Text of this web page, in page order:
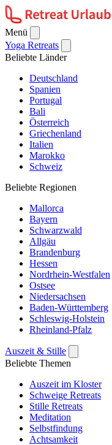
Menü
Yoga Retreats
Beliebte Länder
Deutschland
Spanien
Portugal
Bali
Österreich
Griechenland
Italien
Marokko
Schweiz
Beliebte Regionen
Mallorca
Bayern
Schwarzwald
Allgäu
Brandenburg
Hessen
Nordrhein-Westfalen
Ostsee
Niedersachsen
Baden-Württemberg
Schleswig-Holstein
Rheinland-Pfalz
Auszeit & Stille
Beliebte Themen
Auszeit im Kloster
Schweige Retreats
Stille Retreats
Meditation
Selbstfindung
Achtsamkeit